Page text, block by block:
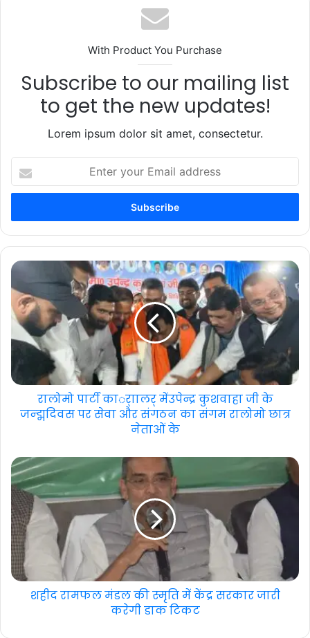
With Product You Purchase
Subscribe to our mailing list
to get the new updates!
Lorem ipsum dolor sit amet, consectetur.
your
Email
रालोमो पार्टी कार्ाालर् मेंउपेन्द्र कुशवाहा जी के
जन्द्मदिवस पर सेवा और संगठन का संगम रालोमो छात्र
नेताओं के
शहीद रामफल मंडल की स्मृति में केंद्र सरकार जारी
करेगी डाक टिकट